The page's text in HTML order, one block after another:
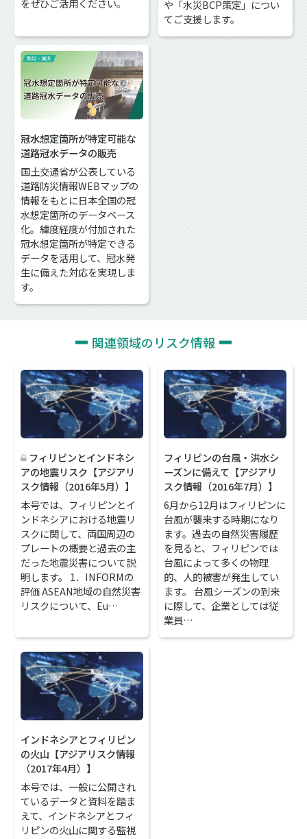
をぜひご活用ください。
や「水災BCP策定」につい
てご支援します。
冠水想定箇所が特定可能な
道路冠水データの販売
国土交通省が公表している
道路防災情報WEBマップの
情報をもとに日本全国の冠
水想定箇所のデータベース
化。緯度経度が付加された
冠水想定箇所が特定できる
データを活用して、冠水発
生に備えた対応を実現しま
す。
関連領域のリスク情報
フィリピンとインドネシ
アの地震リスク【アジアリ
スク情報（2016年5月）】
本号では、フィリピンとイ
ンドネシアにおける地震リ
スクに関して、両国周辺の
プレートの概要と過去の主
だった地震災害について説
明します。 1．INFORMの
評価 ASEAN地域の自然災害
リスクについて、Eu…
フィリピンの台風・洪水シ
ーズンに備えて【アジアリ
スク情報（2016年7月）】
6月から12月はフィリピンに
台風が襲来する時期になり
ます。過去の自然災害履歴
を見ると、フィリピンでは
台風によって多くの物理
的、人的被害が発生してい
ます。 台風シーズンの到来
に際して、企業としては従
業員…
インドネシアとフィリピン
の火山【アジアリスク情報
（2017年4月）】
本号では、一般に公開され
ているデータと資料を踏ま
えて、インドネシアとフィ
リピンの火山に関する監視